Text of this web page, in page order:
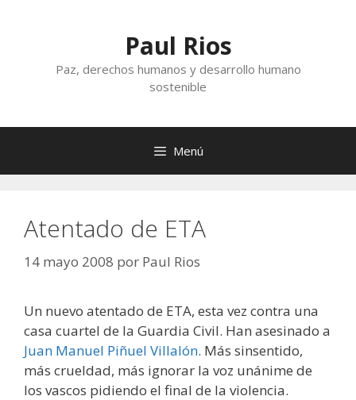
Paul Rios
Paz, derechos humanos y desarrollo humano
sostenible
Menú
Atentado de ETA
14 mayo 2008 por Paul Rios
Un nuevo atentado de ETA, esta vez contra una
casa cuartel de la Guardia Civil. Han asesinado a
Juan Manuel Piñuel Villalón. Más sinsentido,
más crueldad, más ignorar la voz unánime de
los vascos pidiendo el final de la violencia.